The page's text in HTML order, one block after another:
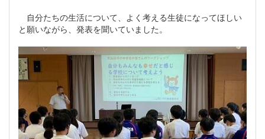
自分たちの生活について、よく考える生徒になってほしい
と願いながら、発表を聞いていました。